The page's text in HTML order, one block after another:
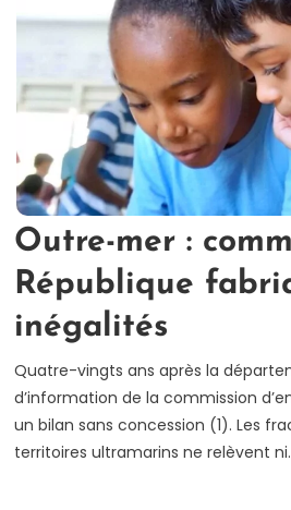
Outre-mer :
République
inégalités
Quatre-vingts ans après la
d’information de la commission
un bilan sans concession (1). Les
territoires ultramarins ne relèvent